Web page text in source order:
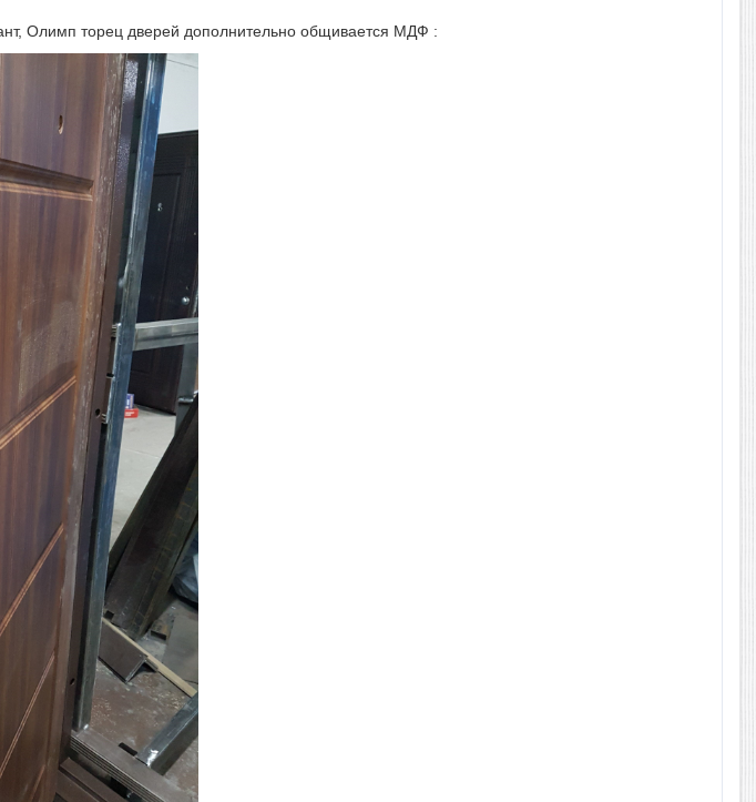
Олимп торец дверей дополнительно общивается МДФ :